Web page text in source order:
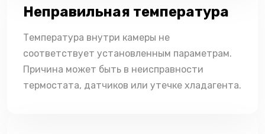
Неправильная температура
Температура внутри камеры не
соответствует установленным параметрам.
Причина может быть в неисправности
термостата, датчиков или утечке хладагента.